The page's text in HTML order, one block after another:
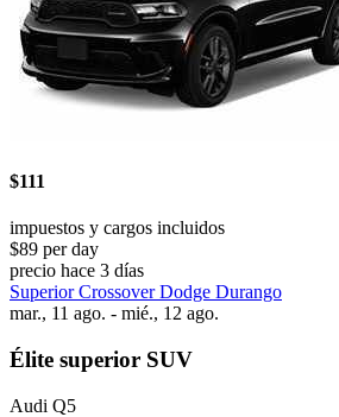
$111
impuestos y cargos incluidos
$89 per day
precio hace 3 días
Superior Crossover Dodge Durango
mar., 11 ago. - mié., 12 ago.
Élite superior SUV
Audi Q5